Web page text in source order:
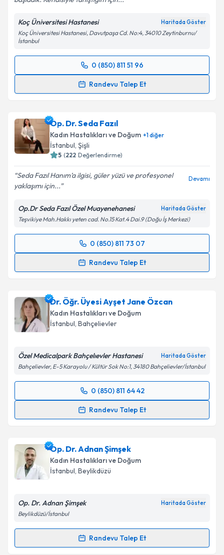
başladık. Kendisiyle tanıştığım için...
Koç Üniversitesi Hastanesi
Koç Üniversitesi Hastanesi, Davutpaşa Cd. No:4, 34010 Zeytinburnu/
0 (850) 811 51 96
Randevu Talep Et
Randevu Takvimi Talebi
oluşturun. Size bu uzmandan randevu almanız için bir
takvim hazırlandığında e-posta ile bilgilendireceğiz.
E-posta Adresiniz
Metni'ni okudum ve kişisel verilerimin belirtilen
kapsamda işlenmesini kabul ediyorum.
Takvim Talebini Gönder
Op. Dr. Seda Fazıl
Kadın Hastalıkları ve Doğum diğer
İstanbul, Şişli
( Değerlendirme)
Seda Fazıl Hanım’a ilgisi, güler yüzü ve profesyonel
yaklaşımı için...
Op.Dr Seda Fazıl Özel Muayenehanesi
Teşvikiye Mah.Hakkı yeten cad. No.15 Kat.4 Dai.9 (Doğu İş Merkezi)
0 (850) 811 73 07
Randevu Talep Et
Randevu Takvimi Talebi
oluşturun. Size bu uzmandan randevu almanız için bir
takvim hazırlandığında e-posta ile bilgilendireceğiz.
E-posta Adresiniz
'ni okudum ve kişisel verilerimin belirtilen
kapsamda işlenmesini kabul ediyorum.
Dr. Öğr. Üyesi Ayşet Jane Özcan
Kadın Hastalıkları ve Doğum
İstanbul, Bahçelievler
Özel Medicalpark Bahçelıevler Hastanesi
Bahçelievler, E-5 Karayolu / Kültür Sok No:1, 34180 Bahçelievler/İstanbul
0 (850) 811 64 42
Randevu Talep Et
Randevu Takvimi Talebi
takvimi talebi oluşturun. Size bu uzmandan randevu
almanız için bir takvim hazırlandığında e-posta ile
bilgilendireceğiz.
Kişisel verilerimin işlenmesine ilişkin
'ni okudum ve kişisel verilerimin belirtilen
Op. Dr. Adnan Şimşek
Kadın Hastalıkları ve Doğum
İstanbul, Beylikdüzü
Op. Dr. Adnan Şimşek
Beylikdüzü/İstanbul
Randevu Talep Et
Randevu Takvimi Talebi